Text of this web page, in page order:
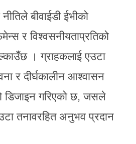
बीवाईडी ईभीको
र विश्वसनीयताप्रतिको
। ग्राहकलाई एउटा
र दीर्घकालीन आश्वासन
डिजाइन गरिएको छ, जसले
तनावरहित अनुभव प्रदान